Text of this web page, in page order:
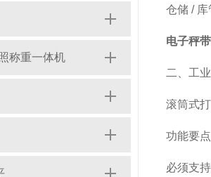
称重一体机
仓储 / 库
电子秤
二、工
滚筒式
功能要
必须支